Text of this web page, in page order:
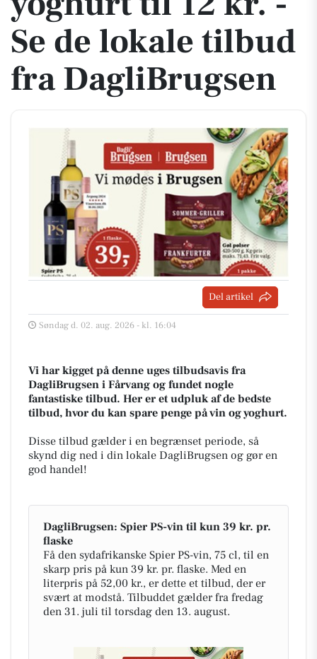
Se de lokale tilbud
fra DagliBrugsen
Del artikel
Søndag d. 02. aug. 2026 - kl. 16:04
Vi har kigget på denne uges tilbudsavis fra
DagliBrugsen i Fårvang og fundet nogle
fantastiske tilbud. Her er et udpluk af de bedste
tilbud, hvor du kan spare penge på vin og yoghurt.
Disse tilbud gælder i en begrænset periode, så
skynd dig ned i din lokale DagliBrugsen og gør en
god handel!
DagliBrugsen: Spier PS-vin til kun 39 kr. pr.
flaske
Få den sydafrikanske Spier PS-vin, 75 cl, til en
skarp pris på kun 39 kr. pr. flaske. Med en
literpris på 52,00 kr., er dette et tilbud, der er
svært at modstå. Tilbuddet gælder fra fredag
den 31. juli til torsdag den 13. august.